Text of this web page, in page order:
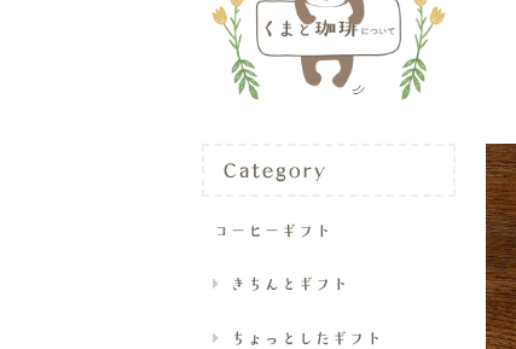
Category
コーヒーギフト
きちんとギフト
ちょっとしたギフト